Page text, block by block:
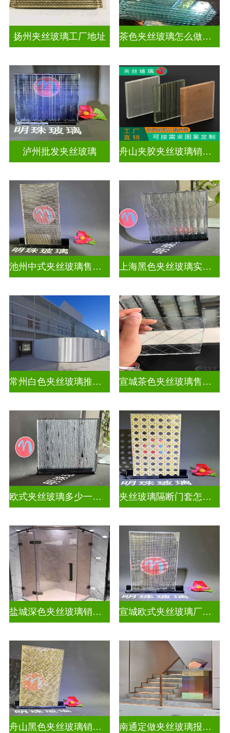
扬州夹丝玻璃工厂地址 茶色夹丝玻璃怎么做视频
泸州批发夹丝玻璃 舟山夹胶夹丝玻璃销售店
池州中式夹丝玻璃售价多少 上海黑色夹丝玻璃实体工厂
常州白色夹丝玻璃推荐货源 宣城茶色夹丝玻璃售价多少钱
欧式夹丝玻璃多少一平米 夹丝玻璃隔断门套怎么安装
盐城深色夹丝玻璃销售招聘 宣城欧式夹丝玻璃厂家在哪里
舟山黑色夹丝玻璃销售店 南通定做夹丝玻璃报价表